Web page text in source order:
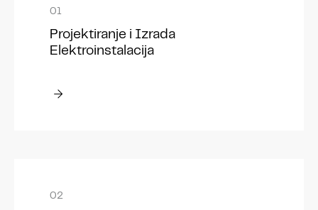
Projektiranje i Izrada
Elektroinstalacija